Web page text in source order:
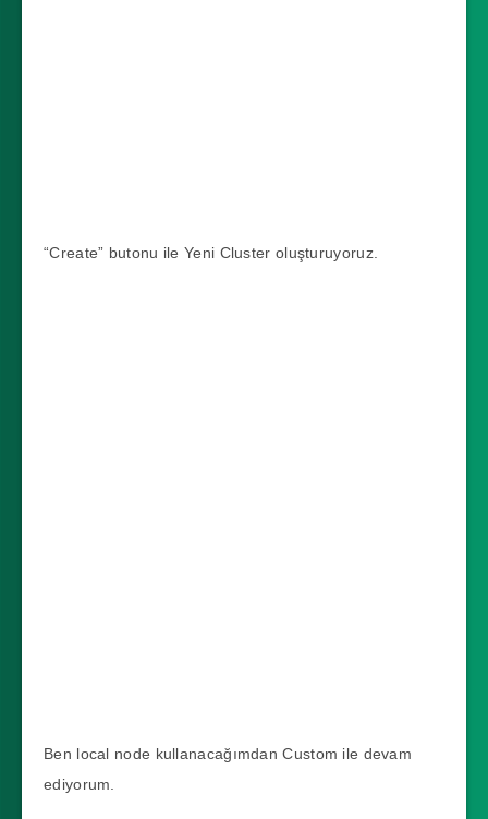
“Create” butonu ile Yeni Cluster oluşturuyoruz.
Ben local node kullanacağımdan Custom ile devam
ediyorum.